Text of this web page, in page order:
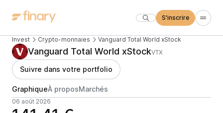
S'inscrire
Invest Crypto-monnaies Vanguard Total World xStock
Vanguard Total World xStockVTX
Suivre dans votre portfolio
GraphiqueÀ proposMarchés
06 août 2026